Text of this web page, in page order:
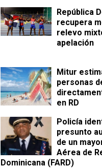
República
recupera
relevo
apelación
Mitur
personas
en RD
Policía
presunto
de un
Aérea de
Dominicana (FARD)